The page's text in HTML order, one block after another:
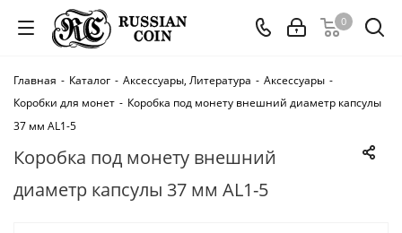
0
Главная - Каталог - Аксессуары, Литература - Аксессуары -
Коробки для монет - Коробка под монету внешний диаметр капсулы
37 мм AL1-5
Коробка под монету внешний
диаметр капсулы 37 мм AL1-5